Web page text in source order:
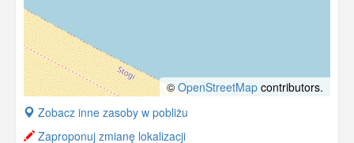
© OpenStreetMap contributors.
+
Zobacz inne zasoby w pobliżu
Zaproponuj zmianę lokalizacji